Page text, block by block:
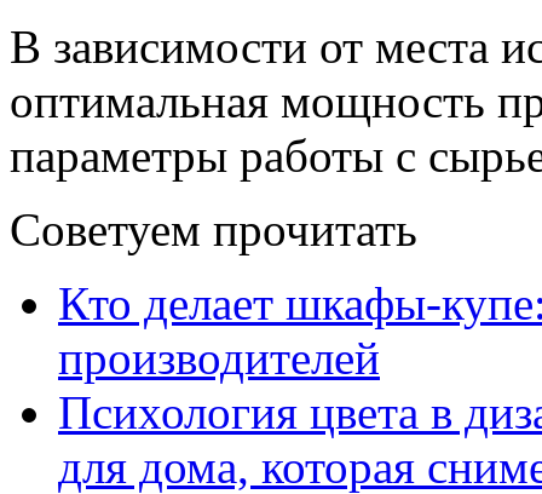
В зависимости от места
оптимальная мощность
параметры работы с
Советуем прочитать
Кто делает шкафы-
производителей
Психология цвета в
для дома, которая